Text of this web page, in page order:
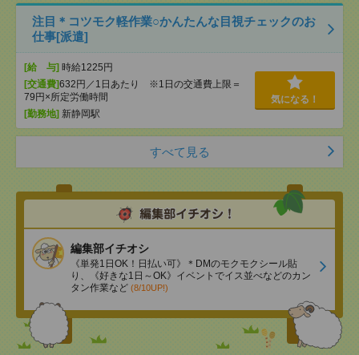
注目＊コツモク軽作業○かんたんな目視チェックのお
仕事[派遣]
[給 与] 時給1225円
[交通費]632円／1日あたり ※1日の交通費上限＝
79円×所定労働時間
[勤務地] 新静岡駅
気になる！
すべて見る
編集部イチオシ
《単発1日OK！日払い可》＊DMのモクモクシール貼
り、《好きな1日～OK》イベントでイス並べなどのカン
タン作業など (8/10UP!)